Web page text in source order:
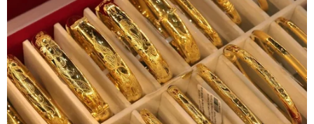
05/06/2026 04:28
Thủ tướng yêu cầu trong tháng 6/2026, mỗi địa
phương phấn đấu khởi công ít nhất 1 dự án nhà ở cho
thuê; đồng thời sớm triển khai các dự án nhà ở cho thuê
có quy mô lớn trong quý 3, quý 4/2026.